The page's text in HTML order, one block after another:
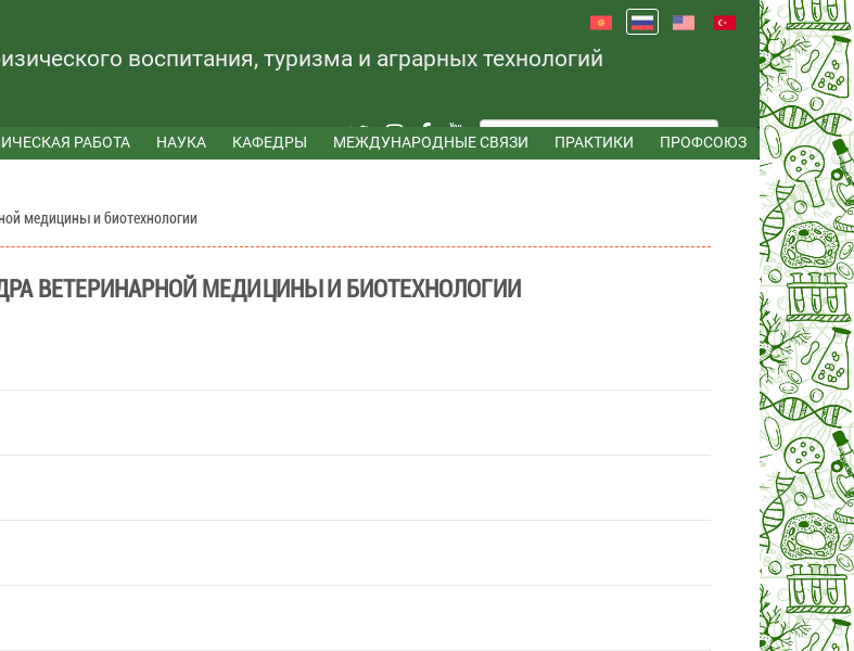
воспитания, туризма и аграрных технологий
РАБОТА НАУКА КАФЕДРЫ МЕЖДУНАРОДНЫЕ СВЯЗИ ПРАКТИКИ ПРОФСОЮЗ
медицины и биотехнологии
ВЕТЕРИНАРНОЙ МЕДИЦИНЫ И БИОТЕХНОЛОГИИ